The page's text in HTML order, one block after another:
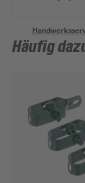
Häufig